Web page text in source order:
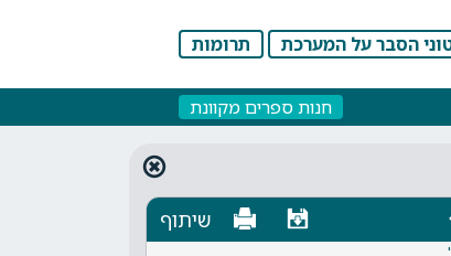
הסבר על המערכת תרומות
חנות ספרים מקוונת
שיתוף